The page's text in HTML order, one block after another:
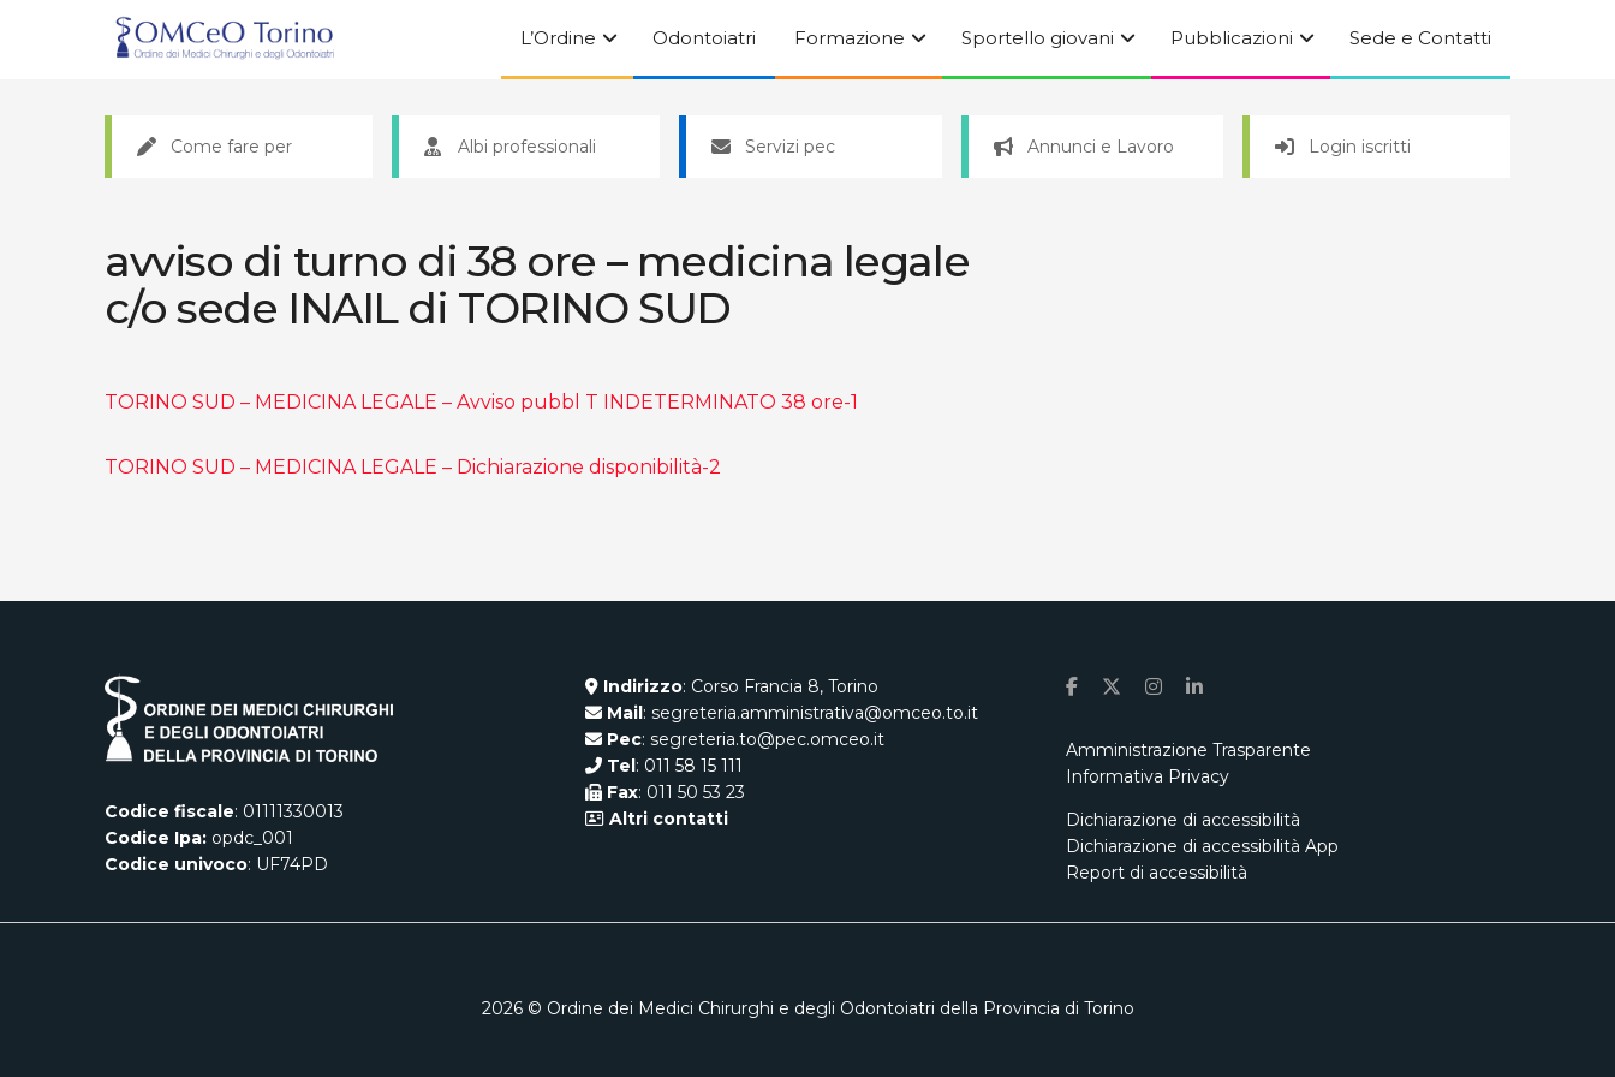
L’Ordine Odontoiatri Formazione Sportello giovani Pubblicazioni Sede e Contatti
Come fare per Albi professionali Servizi pec Annunci e Lavoro Login iscritti
avviso di turno di 38 ore – medicina legale
c/o sede INAIL di TORINO SUD
TORINO SUD – MEDICINA LEGALE – Avviso pubbl T INDETERMINATO 38 ore-1
TORINO SUD – MEDICINA LEGALE – Dichiarazione disponibilità-2
Codice fiscale: 01111330013
Codice Ipa: opdc_001
Codice univoco: UF74PD
Indirizzo: Corso Francia 8, Torino
Mail : segreteria.amministrativa@omceo.to.it
Pec: segreteria.to@pec.omceo.it
Tel : 011 58 15 111
Fax: 011 50 53 23
Altri contatti
Amministrazione Trasparente
Informativa Privacy
Dichiarazione di accessibilità
Dichiarazione di accessibilità App
Report di accessibilità
2026© Ordine dei Medici Chirurghi e degli Odontoiatri della Provincia di Torino